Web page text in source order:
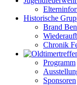
Historische
Brand
Chronik
Programm
Sponsoren